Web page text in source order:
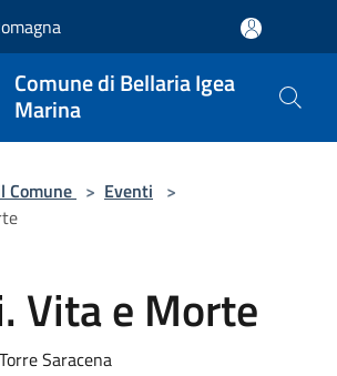
Comune di Bellaria Igea
Marina
Comune > Eventi >
Vita e Morte
Saracena